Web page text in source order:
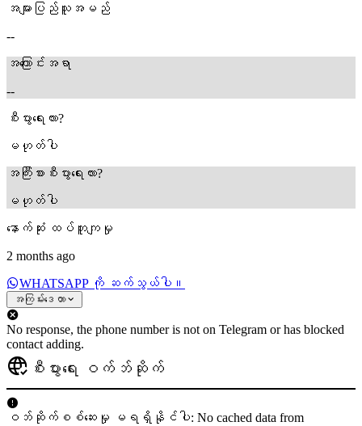
အများပြည်သူအမည်
--
အကြောင်းအရာ
--
စီးပွားရေးလား?
မဟုတ်ပါ
အကြီးစားစီးပွားရေးလား?
မဟုတ်ပါ
နောက်ဆုံး ထပ်တူကျမှု
2 months ago
WHATSAPP ကို ဆက်သွယ်ပါ။
အကြမ်းဒေတာ
No response, the phone number is not on Telegram or has blocked
contact adding.
စီးပွားရေး ဝက်ဘ်ဆိုက်
ဝဘ်ဆိုက်စစ်ဆေးမှု မရရှိနိုင်ပါ: No cached data from